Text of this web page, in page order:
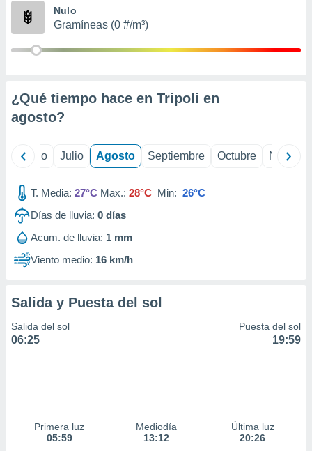
publicidad
1199
Nulo
Gramíneas (0 #/m³)
¿Qué tiempo hace en Tripoli en
agosto?
Junio Julio Agosto Septiembre Octubre
T. Media: 27°C Max.: 28°C Min: 26°C
Días de lluvia: 0 días
Acum. de lluvia: 1 mm
Viento medio: 16 km/h
Salida y Puesta del sol
Salida del sol
06:25
Puesta del sol
19:59
Primera luz
05:59
Mediodía
13:12
Última luz
20:26